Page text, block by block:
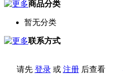
商品分类
暂无分类
联系方式
请先 登录或 注册后查看